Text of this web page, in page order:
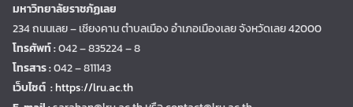
มหาวิทยาลัยราชภัฏเลย
234 ถนนเลย – เชียงคาน ตำบลเมือง อำเภอเมืองเลย จังหวัดเลย 42000
โทรศัพท์ :042 – 835224 – 8
โทรสาร :042 – 811143
เว็บไซต์ :https://lru.ac.th